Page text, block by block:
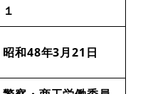
１
昭和48年3月21日